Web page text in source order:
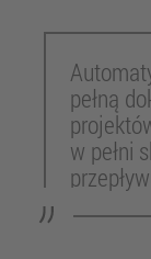
pełną
w pełni